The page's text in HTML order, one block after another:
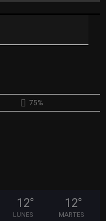
75%
12°
LUNES
12°
MARTES